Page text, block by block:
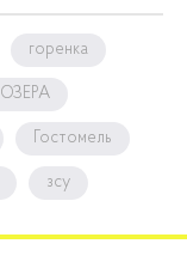
горенка
ОЗЕРА
Гостомель
зсу